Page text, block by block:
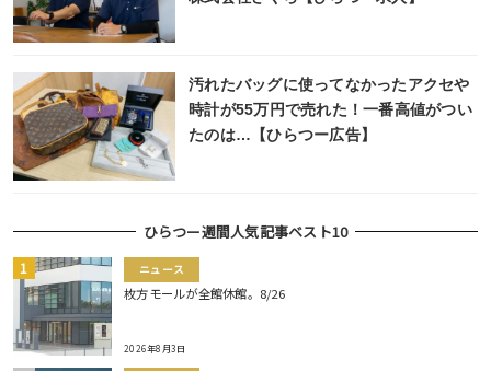
汚れたバッグに使ってなかったアクセや
時計が55万円で売れた！一番高値がつい
たのは…【ひらつー広告】
ひらつー週間人気記事ベスト10
ニュース
枚方モールが全館休館。8/26
2026年8月3日